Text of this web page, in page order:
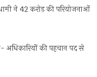
ने 42 करोड़ की परियोजनाओं
अधिकारियों की पहचान पद से